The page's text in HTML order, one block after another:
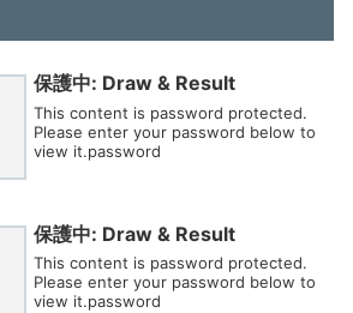
保護中: Draw & Result
This content is password protected.
Please enter your password below to
view it.password
保護中: Draw & Result
This content is password protected.
Please enter your password below to
view it.password